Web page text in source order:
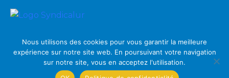
Prendre RDV avec un expert
Pour trouver le syndic
adapté à vos besoins
www.syndicalur.fr
Nous utilisons des cookies pour vous garantir la meilleure
expérience sur notre site web. En poursuivant votre navigation
sur notre site, vous en acceptez l'utilisation.